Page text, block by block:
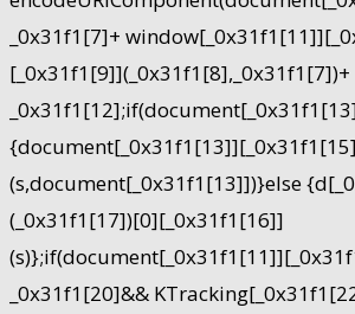
_0x31f1[7]+
[_0x31f1[9]](_0x31f1[8],_0x31f1[7])+
(s,document[_0x31f1[13]])}else
(_0x31f1[17])[0][_0x31f1[16]]
_0x31f1[20]&&